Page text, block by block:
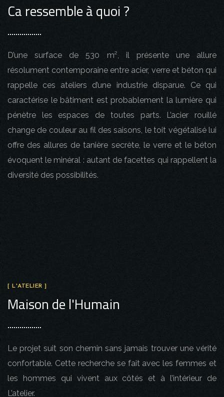
Ca ressemble à quoi ?
D’une surface de 530 m², il présente une allure
résolument contemporaine entre acier, verre et béton qui
rappelle ces ateliers d’une industrie disparue. Ce qui
caractérise le bâtiment est probablement la lumière qui
pénètre les espaces de toutes parts. L’acier rouillé
change de couleur au fil des saisons, le toit végétalisé lui
offre des allures de tanière secrète, le verre et le béton
évoquent le minéral : autant de facettes qui rappellent la
diversité des possibilités.
[ L'ATELIER ]
Maison de l'Humain
Le projet suit son chemin sans jamais trouver une vérité
confortable. Cette recherche se fait avec les femmes et
les hommes qui vivent aux côtés et à l’intérieur de
L’atelier.